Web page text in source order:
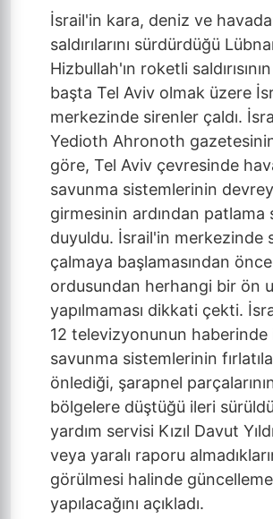
İsrail'in kara, deniz ve
saldırılarını sürdürdüğü
Hizbullah'ın roketli
başta Tel Aviv olmak üzere
merkezinde sirenler çaldı.
Yedioth Ahronoth
göre, Tel Aviv çevresinde
savunma sistemlerinin
girmesinin ardından patlama
duyuldu. İsrail'in merkezinde
çalmaya başlamasından
ordusundan herhangi bir ön
yapılmaması dikkati çekti.
12 televizyonunun haberinde
savunma sistemlerinin
önlediği, şarapnel
bölgelere düştüğü ileri
yardım servisi Kızıl Davut
veya yaralı raporu
görülmesi halinde güncelleme
yapılacağını açıkladı.